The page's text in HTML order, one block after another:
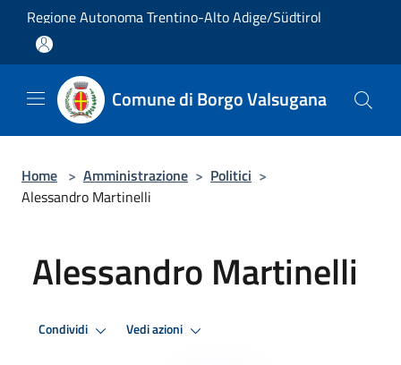
Salta al contenuto principale
Regione Autonoma Trentino-Alto Adige/Südtirol
Comune di Borgo Valsugana
Home > Amministrazione > Politici >
Alessandro Martinelli
Alessandro Martinelli
Condividi Vedi azioni